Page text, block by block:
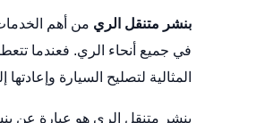
بنشر متنقل الري من أهم
في جميع أنحاء الري. فعندما
المثالية لتصليح السيارة
بنشر متنقل الري هو عبارة عن